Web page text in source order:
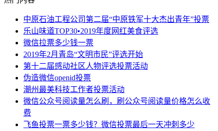
中原石油工程公司第二届“中原铁军十大杰出青年”投票
乐山味道TOP30•2019年度网红美食评选
微信拉票多少钱一票
2019年2月青岛“文明市民”评选开始
第十二届感动社区人物评选投票活动
伪造微信openid投票
潮州最美科技工作者投票活动
微信公众号阅读量怎么刷，刷公众号阅读量价格怎么收
费
飞鱼投票一票多少钱？微信投票最后一天冲刺多少